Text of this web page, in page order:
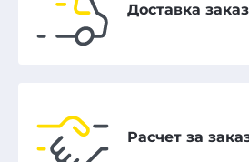
Доставка
Расчет за